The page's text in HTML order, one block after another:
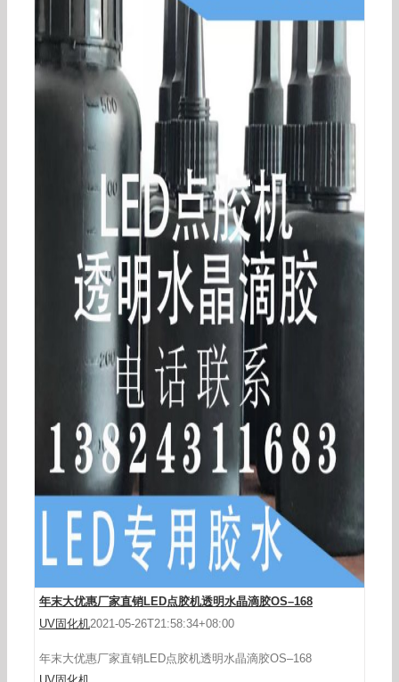
年末大优惠厂家直销LED点胶机透明水晶滴胶OS–168
UV固化机2021-05-26T21:58:34+08:00
年末大优惠厂家直销LED点胶机透明水晶滴胶OS–168
UV解胶机150X200mm手机屏UV胶解胶机晶圆半
导体UV解胶机LED光